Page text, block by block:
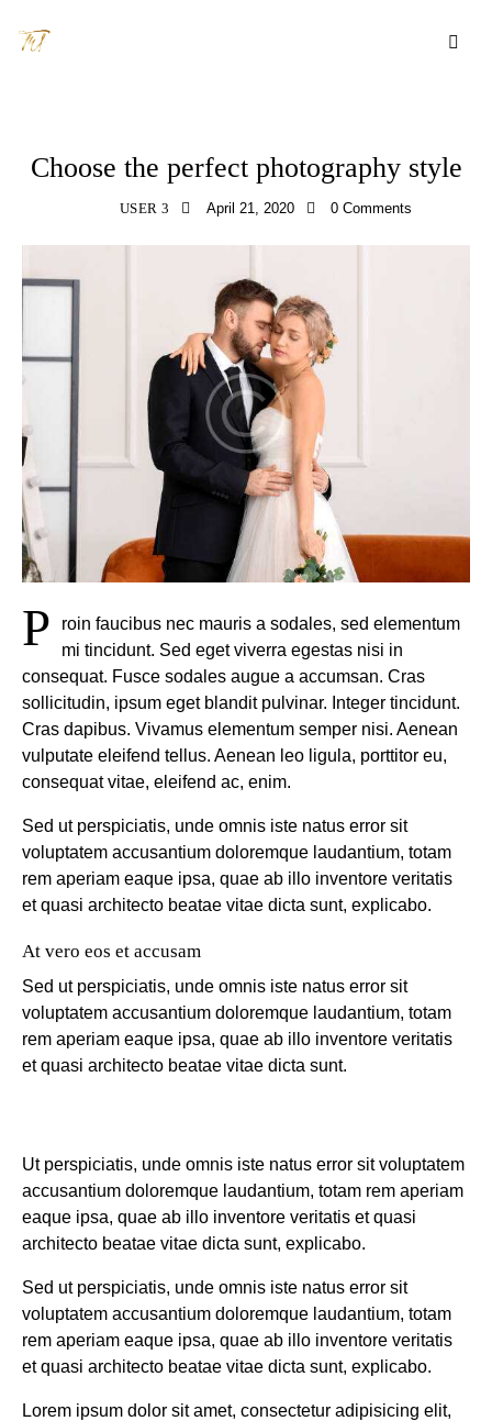
Choose the perfect photography style
USER 3 April 21, 2020 0 Comments
P
roin faucibus nec mauris a sodales, sed elementum
mi tincidunt. Sed eget viverra egestas nisi in
consequat. Fusce sodales augue a accumsan. Cras
sollicitudin, ipsum eget blandit pulvinar. Integer tincidunt.
Cras dapibus. Vivamus elementum semper nisi. Aenean
vulputate eleifend tellus. Aenean leo ligula, porttitor eu,
consequat vitae, eleifend ac, enim.
Sed ut perspiciatis, unde omnis iste natus error sit
voluptatem accusantium doloremque laudantium, totam
rem aperiam eaque ipsa, quae ab illo inventore veritatis
et quasi architecto beatae vitae dicta sunt, explicabo.
At vero eos et accusam
Sed ut perspiciatis, unde omnis iste natus error sit
voluptatem accusantium doloremque laudantium, totam
rem aperiam eaque ipsa, quae ab illo inventore veritatis
et quasi architecto beatae vitae dicta sunt.
Ut perspiciatis, unde omnis iste natus error sit voluptatem
accusantium doloremque laudantium, totam rem aperiam
eaque ipsa, quae ab illo inventore veritatis et quasi
architecto beatae vitae dicta sunt, explicabo.
Sed ut perspiciatis, unde omnis iste natus error sit
voluptatem accusantium doloremque laudantium, totam
rem aperiam eaque ipsa, quae ab illo inventore veritatis
et quasi architecto beatae vitae dicta sunt, explicabo.
Lorem ipsum dolor sit amet, consectetur adipisicing elit,